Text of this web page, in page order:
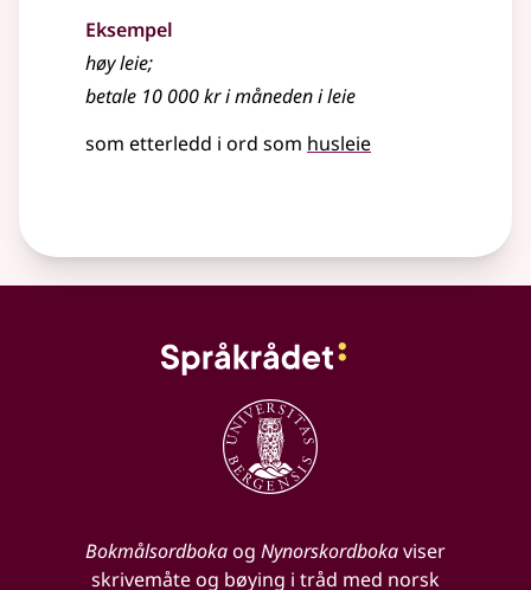
Eksempel
høyleie;
betale 10 000 kr i måneden ileie
som etterledd i ord som husleie
Bokmålsordbokaog Nynorskordbokaviser
skrivemåte og bøying i tråd med norsk